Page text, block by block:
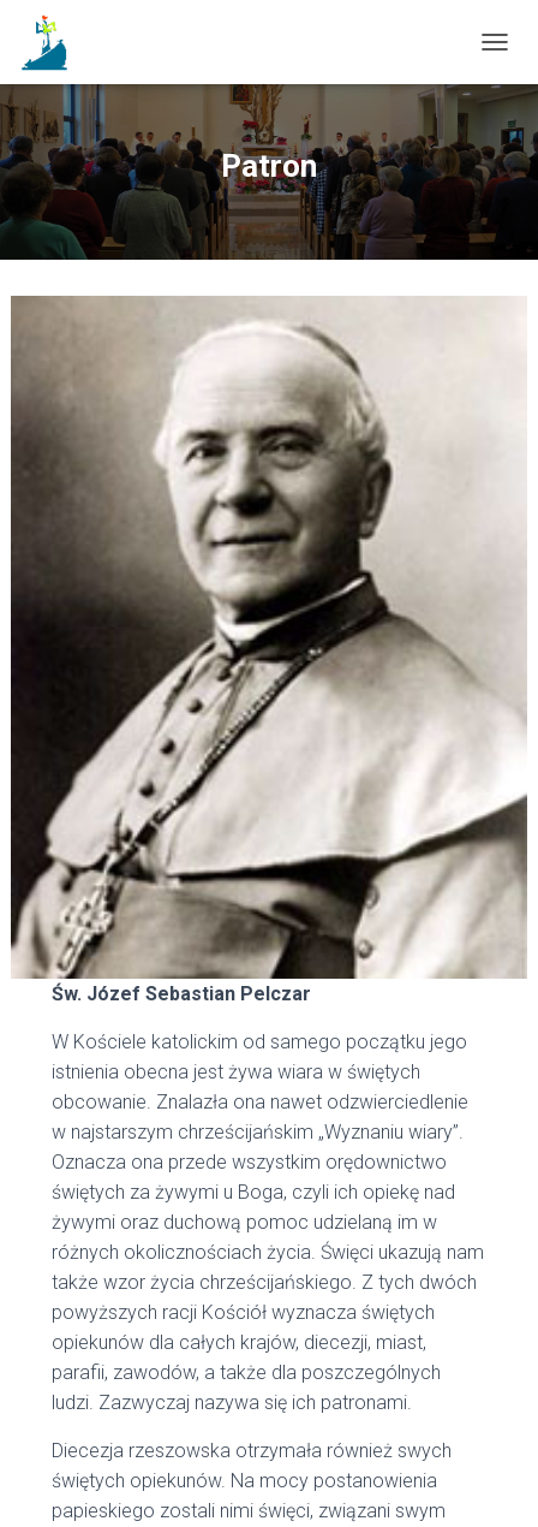
O
G
G
L
E
V
Patron
Św. Józef Sebastian Pelczar
W Kościele katolickim od samego początku jego
istnienia obecna jest żywa wiara w świętych
obcowanie. Znalazła ona nawet odzwierciedlenie
w najstarszym chrześcijańskim „Wyznaniu wiary”.
Oznacza ona przede wszystkim orędownictwo
świętych za żywymi u Boga, czyli ich opiekę nad
żywymi oraz duchową pomoc udzielaną im w
różnych okolicznościach życia. Święci ukazują nam
także wzor życia chrześcijańskiego. Z tych dwóch
powyższych racji Kościół wyznacza świętych
opiekunów dla całych krajów, diecezji, miast,
parafii, zawodów, a także dla poszczególnych
ludzi. Zazwyczaj nazywa się ich patronami.
Diecezja rzeszowska otrzymała również swych
świętych opiekunów. Na mocy postanowienia
papieskiego zostali nimi święci, związani swym